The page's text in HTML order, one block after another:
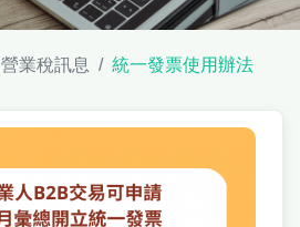
營業稅訊息 統一發票使用辦法